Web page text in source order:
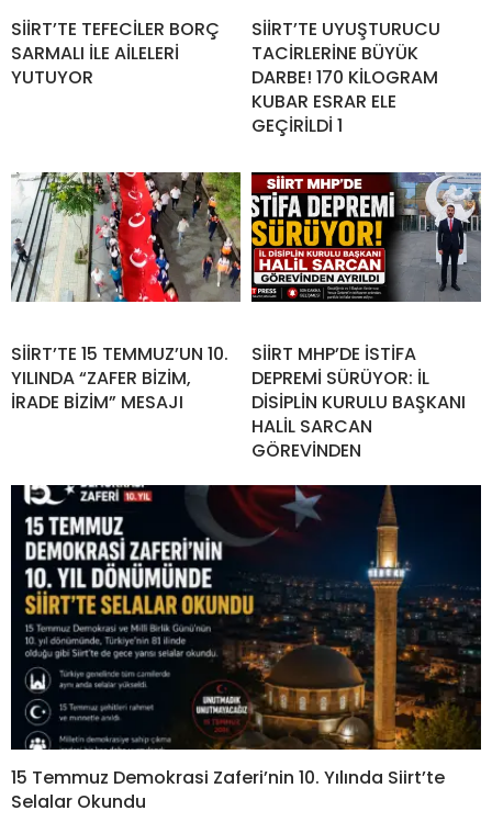
SİİRT’TE TEFECİLER BORÇ
SARMALI İLE AİLELERİ
YUTUYOR
SİİRT’TE UYUŞTURUCU
TACİRLERİNE BÜYÜK
DARBE! 170 KİLOGRAM
KUBAR ESRAR ELE
GEÇİRİLDİ 1
SİİRT’TE 15 TEMMUZ’UN 10.
YILINDA “ZAFER BİZİM,
İRADE BİZİM” MESAJI
SİİRT MHP’DE İSTİFA
DEPREMİ SÜRÜYOR: İL
DİSİPLİN KURULU BAŞKANI
HALİL SARCAN
GÖREVİNDEN
15 Temmuz Demokrasi Zaferi’nin 10. Yılında Siirt’te
Selalar Okundu